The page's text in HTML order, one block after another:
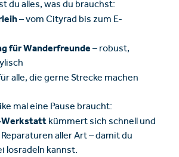
du alles, was du brauchst:
– vom Cityrad bis zum E-
für Wanderfreunde – robust,
alle, die gerne Strecke machen
mal eine Pause braucht:
kümmert sich schnell und
aller Art – damit du
losradeln kannst.